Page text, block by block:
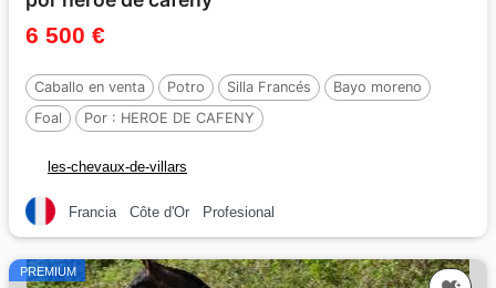
6 500 €
Caballo en venta Potro Silla Francés
Bayo moreno
Foal
Por : HEROE DE CAFENY
les-chevaux-de-villars
Francia Côte d'Or Profesional
PREMIUM